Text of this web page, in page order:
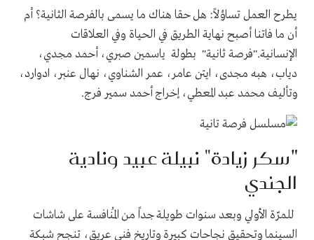
يطرح العمل تساؤلاً: هل حقا هناك ما يسمى بالفرصة الثانية؟ أم
أن ما فاتنا أصبح نهاية الطريق في الحياة وفي العلاقات
الإنسانية."فرصة ثانية" بطولة ياسمين صبري، أحمد مجدي،
دياب، هبه مجدى، ايتن عامر، عمر الشناوي، نهال عنبر، ادوارد،
وتأليف محمد عبد المعطي، إخراج أحمد سمير فرج.
سكر زيادة" نبيلة عبيد ونادية
الجندي
للمرّة الأولي وبعد سنوات طويلة جداً من المُنافسة على شاشات
السينما وتحقيق نجاحات كبيرة وتاريخ فني عريق، تنجح شبكة